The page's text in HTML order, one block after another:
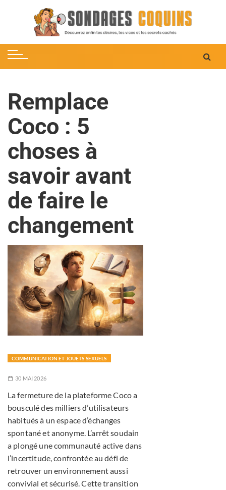
p
o
Remplace
Coco : 5
choses à
savoir avant
de faire le
changement
COMMUNICATION ET JOUETS SEXUELS
30 MAI 2026
La fermeture de la plateforme Coco a
bousculé des milliers d’utilisateurs
habitués à un espace d’échanges
spontané et anonyme. L’arrêt soudain
a plongé une communauté active dans
l’incertitude, confrontée au défi de
retrouver un environnement aussi
convivial et sécurisé. Cette transition